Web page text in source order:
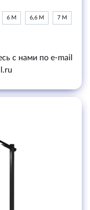
6 М 6,6 М 7 М
с нами по e-mail